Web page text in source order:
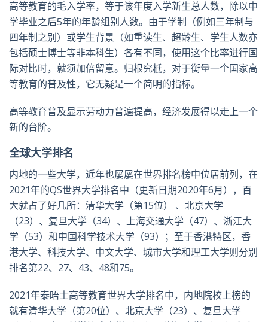
高等教育的毛入学率，等于该年度入学新生总人数，除以中
学毕业之后5年的年龄组别人数。由于学制（例如三年制与
四年制之别）或学生背景（如重读生、超龄生、学生人数亦
包括硕士博士等非本科生）各有不同，使用这个比率进行国
际对比时，就须加倍留意。归根究柢，对于衡量一个国家高
等教育的普及性，它无疑是一个简明的指标。
高等教育普及显示劳动力普遍提高，经济发展得以走上一个
新的台阶。
全球大学排名
内地的一些大学，近年也屡屡在世界排名榜中位居前列，在
2021年的QS世界大学排名中（更新日期2020年6月），百
大就占了好几所：清华大学（第15位） 、北京大学
（23）、复旦大学（34）、上海交通大学（47）、浙江大
学（53）和中国科学技术大学（93）；至于香港特区，香
港大学、科技大学、中文大学、城市大学和理工大学则分别
排名第22、27、43、48和75。
2021年泰晤士高等教育世界大学排名中，内地院校上榜的
就有清华大学（第20位）、北京大学（23）、复旦大学